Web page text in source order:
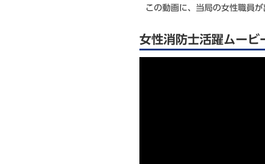
この動画に、当局の女性職員が
女性消防士活躍ムービ